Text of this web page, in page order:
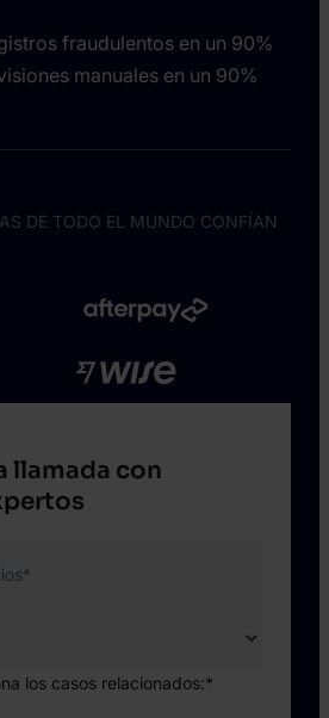
fraudulentos en un 90%
manuales en un 90%
DE TODO EL MUNDO CONFÍAN
llamada con
*
los casos relacionados:*